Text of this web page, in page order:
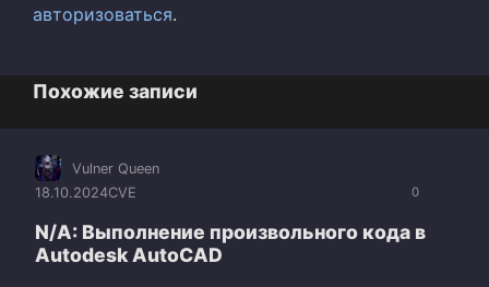
авторизоваться.
Похожие записи
0
Vulner Queen
18.10.2024CVE
N/A: Выполнение произвольного кода в
Autodesk AutoCAD